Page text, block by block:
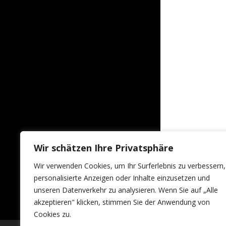
Wir schätzen Ihre Privatsphäre
Wir verwenden Cookies, um Ihr Surferlebnis zu verbessern,
personalisierte Anzeigen oder Inhalte einzusetzen und
unseren Datenverkehr zu analysieren. Wenn Sie auf „Alle
akzeptieren" klicken, stimmen Sie der Anwendung von
Cookies zu.